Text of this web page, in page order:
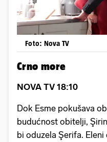
Foto: Nova TV
Crno more
NOVA TV 18:10
Dok Esme pokušava
budućnost obitelji,
bi oduzela Şerifa.